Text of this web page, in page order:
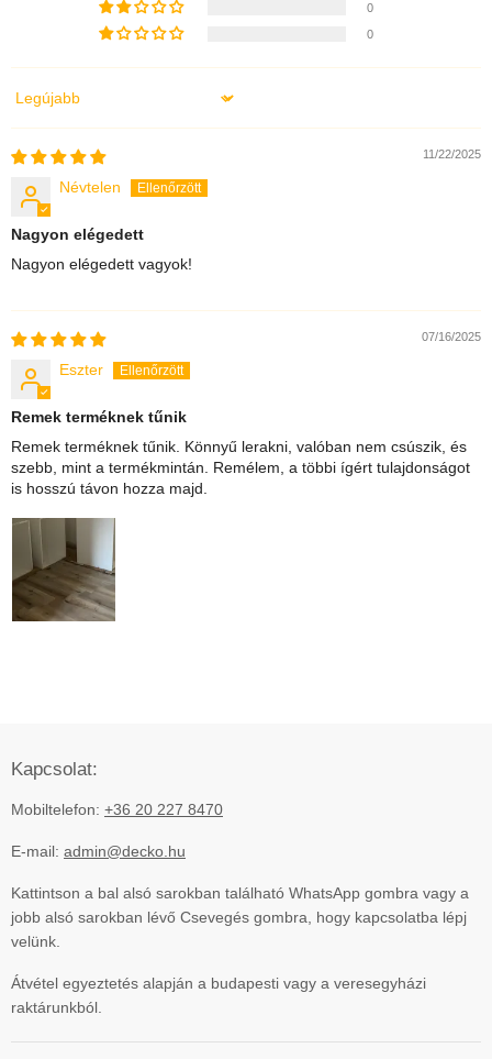
0
0
Sort by
11/22/2025
Névtelen
Nagyon elégedett
Nagyon elégedett vagyok!
07/16/2025
Eszter
Remek terméknek tűnik
Remek terméknek tűnik. Könnyű lerakni, valóban nem csúszik, és
szebb, mint a termékmintán. Remélem, a többi ígért tulajdonságot
is hosszú távon hozza majd.
Kapcsolat:
Mobiltelefon: +36 20 227 8470
E-mail: admin@decko.hu
Kattintson a bal alsó sarokban található WhatsApp gombra vagy a
jobb alsó sarokban lévő Csevegés gombra, hogy kapcsolatba lépj
velünk.
Átvétel egyeztetés alapján a budapesti vagy a veresegyházi
raktárunkból.